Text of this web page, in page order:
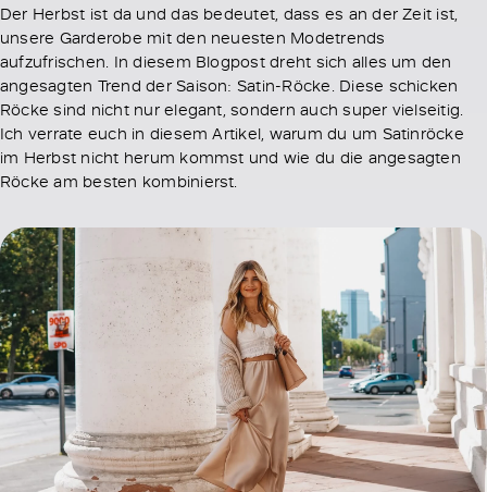
Der Herbst ist da und das bedeutet, dass es an der Zeit ist,
unsere Garderobe mit den neuesten Modetrends
aufzufrischen. In diesem Blogpost dreht sich alles um den
angesagten Trend der Saison: Satin-Röcke. Diese schicken
Röcke sind nicht nur elegant, sondern auch super vielseitig.
Ich verrate euch in diesem Artikel, warum du um Satinröcke
im Herbst nicht herum kommst und wie du die angesagten
Röcke am besten kombinierst.